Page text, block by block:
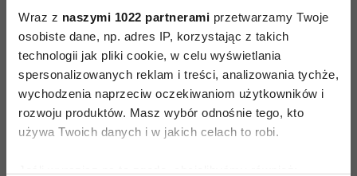
Wraz z naszymi 1022 partnerami przetwarzamy Twoje
osobiste dane, np. adres IP, korzystając z takich
technologii jak pliki cookie, w celu wyświetlania
spersonalizowanych reklam i treści, analizowania tychże,
wychodzenia naprzeciw oczekiwaniom użytkowników i
rozwoju produktów. Masz wybór odnośnie tego, kto
używa Twoich danych i w jakich celach to robi.
zakładki pamięci, do natychmiastowego
uspokojenia się – technika trzech palców. Dla
osób zmagających się z nałogiem kontrola
nawyków. Kolejna technika to siła wyobraźni –
poprzez afirmacje, a przede wszystkim poprzez
obrazy – wyświetlając sobie regularnie w głowie